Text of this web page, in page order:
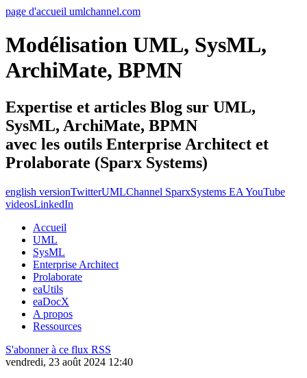
page d'accueil umlchannel.com
Modélisation UML, SysML,
ArchiMate, BPMN
Expertise et articles Blog sur UML,
SysML, ArchiMate, BPMN
avec les outils Enterprise Architect et
Prolaborate (Sparx Systems)
english versionTwitterUMLChannel SparxSystems EA YouTube
videosLinkedIn
Accueil
UML
SysML
Enterprise Architect
Prolaborate
eaUtils
eaDocX
A propos
Ressources
S'abonner à ce flux RSS
vendredi, 23 août 2024 12:40